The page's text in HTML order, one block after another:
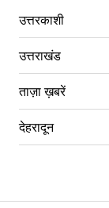
उत्तरकाशी
उत्तराखंड
ताज़ा ख़बरें
देहरादून